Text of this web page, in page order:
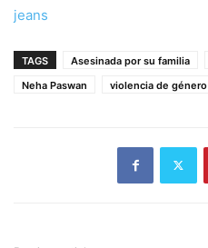
jeans
TAGS Asesinada por su familia
Neha Paswan
violencia de género